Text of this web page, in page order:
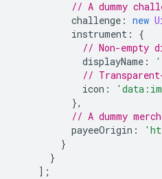
// A dummy
challenge : new
instrument :
{
// Non-empty
displayName :
//
icon :
},
// A dummy
payeeOrigin :
}
}
];